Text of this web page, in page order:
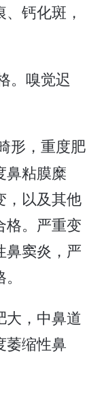
钙化斑，
。嗅觉迟
形，重度肥
鼻粘膜糜
，以及其他
格。严重变
鼻窦炎，严
大，中鼻道
萎缩性鼻